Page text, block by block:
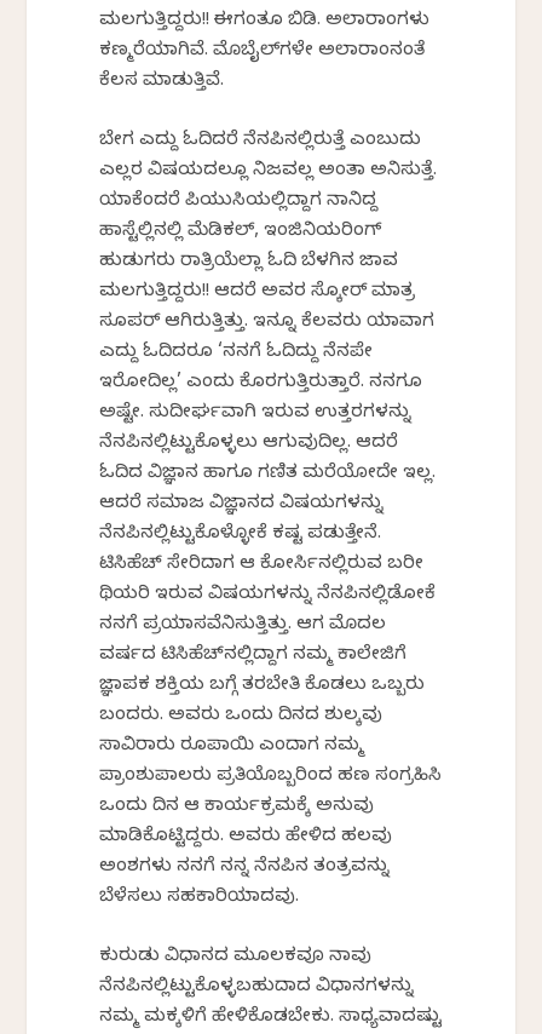
ಮಲಗುತ್ತಿದ್ದರು!! ಈಗಂತೂ ಬಿಡಿ. ಅಲಾರಾಂಗಳು
ಕಣ್ಮರೆಯಾಗಿವೆ. ಮೊಬೈಲ್‌ಗಳೇ ಅಲಾರಾಂನಂತೆ
ಕೆಲಸ ಮಾಡುತ್ತಿವೆ.
ಬೇಗ ಎದ್ದು ಓದಿದರೆ ನೆನಪಿನಲ್ಲಿರುತ್ತೆ ಎಂಬುದು
ಎಲ್ಲರ ವಿಷಯದಲ್ಲೂ ನಿಜವಲ್ಲ ಅಂತಾ ಅನಿಸುತ್ತೆ.
ಯಾಕೆಂದರೆ ಪಿಯುಸಿಯಲ್ಲಿದ್ದಾಗ ನಾನಿದ್ದ
ಹಾಸ್ಟೆಲ್ಲಿನಲ್ಲಿ ಮೆಡಿಕಲ್, ಇಂಜಿನಿಯರಿಂಗ್
ಹುಡುಗರು ರಾತ್ರಿಯೆಲ್ಲಾ ಓದಿ ಬೆಳಗಿನ ಜಾವ
ಮಲಗುತ್ತಿದ್ದರು!! ಆದರೆ ಅವರ ಸ್ಕೋರ್ ಮಾತ್ರ
ಸೂಪರ್ ಆಗಿರುತ್ತಿತ್ತು. ಇನ್ನೂ ಕೆಲವರು ಯಾವಾಗ
ಎದ್ದು ಓದಿದರೂ ‘ನನಗೆ ಓದಿದ್ದು ನೆನಪೇ
ಇರೋದಿಲ್ಲ’ ಎಂದು ಕೊರಗುತ್ತಿರುತ್ತಾರೆ. ನನಗೂ
ಅಷ್ಟೇ. ಸುದೀರ್ಘವಾಗಿ ಇರುವ ಉತ್ತರಗಳನ್ನು
ನೆನಪಿನಲ್ಲಿಟ್ಟುಕೊಳ್ಳಲು ಆಗುವುದಿಲ್ಲ. ಆದರೆ
ಓದಿದ ವಿಜ್ಞಾನ ಹಾಗೂ ಗಣಿತ ಮರೆಯೋದೇ ಇಲ್ಲ.
ಆದರೆ ಸಮಾಜ ವಿಜ್ಞಾನದ ವಿಷಯಗಳನ್ನು
ನೆನಪಿನಲ್ಲಿಟ್ಟುಕೊಳ್ಳೋಕೆ ಕಷ್ಟ ಪಡುತ್ತೇನೆ.
ಟಿಸಿಹೆಚ್ ಸೇರಿದಾಗ ಆ ಕೋರ್ಸಿನಲ್ಲಿರುವ ಬರೀ
ಥಿಯರಿ ಇರುವ ವಿಷಯಗಳನ್ನು ನೆನಪಿನಲ್ಲಿಡೋಕೆ
ನನಗೆ ಪ್ರಯಾಸವೆನಿಸುತ್ತಿತ್ತು. ಆಗ ಮೊದಲ
ವರ್ಷದ ಟಿಸಿಹೆಚ್‌ನಲ್ಲಿದ್ದಾಗ ನಮ್ಮ ಕಾಲೇಜಿಗೆ
ಜ್ಞಾಪಕ ಶಕ್ತಿಯ ಬಗ್ಗೆ ತರಬೇತಿ ಕೊಡಲು ಒಬ್ಬರು
ಬಂದರು. ಅವರು ಒಂದು ದಿನದ ಶುಲ್ಕವು
ಸಾವಿರಾರು ರೂಪಾಯಿ ಎಂದಾಗ ನಮ್ಮ
ಪ್ರಾಂಶುಪಾಲರು ಪ್ರತಿಯೊಬ್ಬರಿಂದ ಹಣ ಸಂಗ್ರಹಿಸಿ
ಒಂದು ದಿನ ಆ ಕಾರ್ಯಕ್ರಮಕ್ಕೆ ಅನುವು
ಮಾಡಿಕೊಟ್ಟಿದ್ದರು. ಅವರು ಹೇಳಿದ ಹಲವು
ಅಂಶಗಳು ನನಗೆ ನನ್ನ ನೆನಪಿನ ತಂತ್ರವನ್ನು
ಬೆಳೆಸಲು ಸಹಕಾರಿಯಾದವು.
ಕುರುಡು ವಿಧಾನದ ಮೂಲಕವೂ ನಾವು
ನೆನಪಿನಲ್ಲಿಟ್ಟುಕೊಳ್ಳಬಹುದಾದ ವಿಧಾನಗಳನ್ನು
ನಮ್ಮ ಮಕ್ಕಳಿಗೆ ಹೇಳಿಕೊಡಬೇಕು. ಸಾಧ್ಯವಾದಷ್ಟು